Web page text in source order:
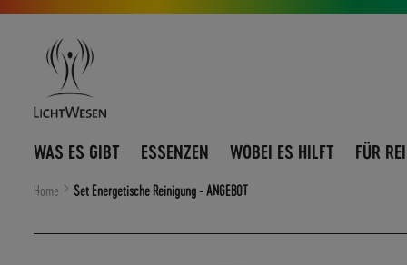
Direkt
zum
Navigation
umschalten
WAS ES GIBT ESSENZEN WOBEI ES HILFT FÜR
Home Set Energetische Reinigung - ANGEBOT